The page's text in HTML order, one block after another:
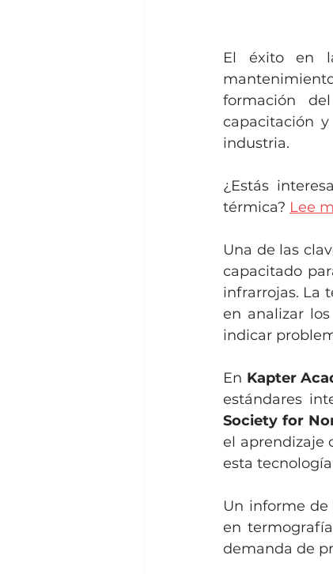
El éxito en
formación
capacitación
industria.
¿Estás
térmica? Lee
Una de las
capacitado
infrarrojas. La
en analizar
indicar
En Kapter
estándares
Society for
el aprendizaje
esta
Un informe de
en
demanda de